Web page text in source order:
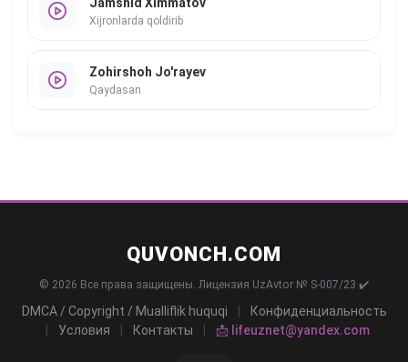
Xijronlarda qoldirib
Zohirshoh Jo'rayev
Qaydasan
QUVONCH.COM
© 2026 Все права защищены. Лицензия UzAvtor № S-007/23 ✔️
DMCA / Copyright / Mualliflik huquqi
Конфиденциальность
Условия Контакты 📩 lifeuznet@yandex.com